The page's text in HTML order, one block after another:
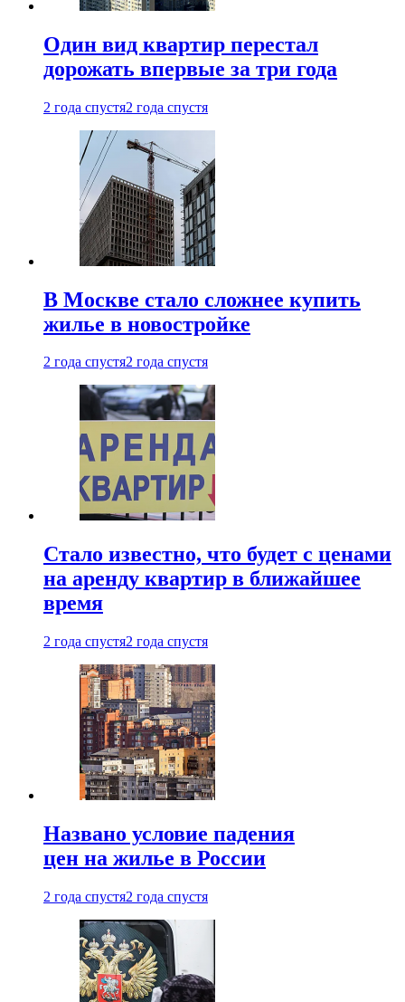
Один вид квартир перестал
дорожать впервые за три года
2 года спустя2 года спустя
В Москве стало сложнее купить
жилье в новостройке
2 года спустя2 года спустя
Стало известно, что будет с ценами
на аренду квартир в ближайшее
время
2 года спустя2 года спустя
Названо условие падения
цен на жилье в России
2 года спустя2 года спустя